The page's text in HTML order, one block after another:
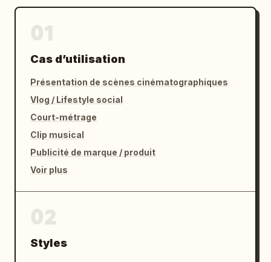
Cas d’utilisation
Présentation de scènes cinématographiques
Vlog / Lifestyle social
Court-métrage
Clip musical
Publicité de marque / produit
Voir plus
Styles